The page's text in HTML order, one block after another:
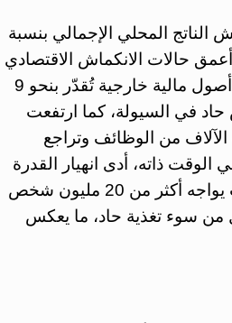
انهياراً حاداً منذ عام 2021، حيث انكمش الناتج المحلي الإجمالي بنسبة
2021 و2022، في واحدة من أعمق حالات الانكماش الاقتصادي
عالمياً، وفق تقديرات البنك الدولي، وترافق هذا التراجع مع تجميد أصول مالية خارجية تُقدّر بنحو 9
في السيولة، كما ارتفعت
فقدان مئات الآلاف من الوظائف وتراجع
ذاته، أدى انهيار القدرة
الشرائية وارتفاع أسعار الغذاء إلى تفاقم أزمة الأمن الغذائي، حيث يواجه أكثر من 20 مليون شخص
حين يعاني ما بين 3 و4 ملايين طفل من سوء تغذية حاد، ما يعكس